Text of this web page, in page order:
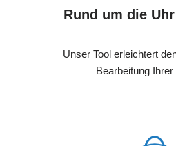
Rund um die
Unser Tool erleichtert
Bearbeitung Ihrer